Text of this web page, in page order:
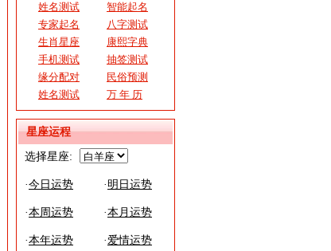
姓名测试
智能起名
专家起名
八字测试
生肖星座
康熙字典
手机测试
抽签测试
缘分配对
民俗预测
姓名测试
万 年 历
星座运程
选择星座:
·今日运势 · 明日运势
·本周运势 ·本月运势
·本年运势 ·爱情运势